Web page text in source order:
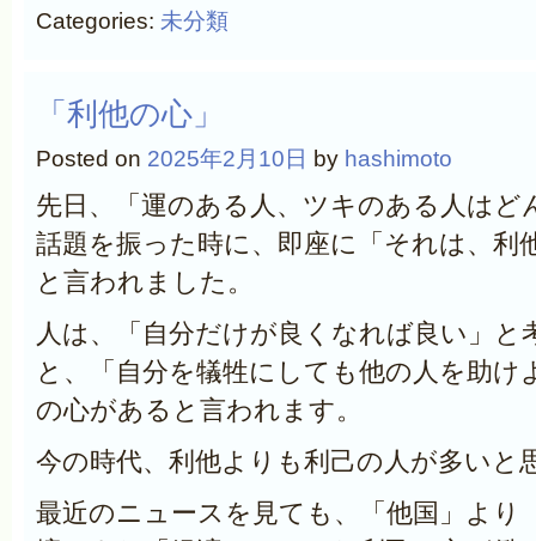
Categories: 未分類
「利他の心」
Posted on 2025年2月10日 by hashimoto
先日、「運のある人、ツキのある人はど
話題を振った時に、即座に「それは、利
と言われました。
人は、「自分だけが良くなれば良い」と
と、「自分を犠牲にしても他の人を助け
の心があると言われます。
今の時代、利他よりも利己の人が多いと
最近のニュースを見ても、「他国」より